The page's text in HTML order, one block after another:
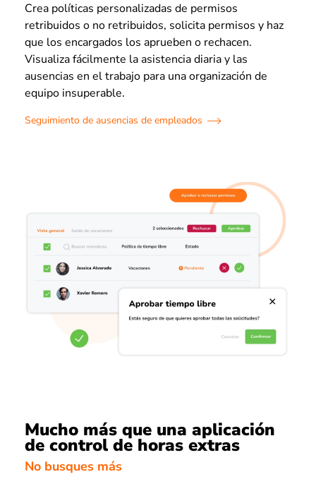
Crea políticas personalizadas de permisos
retribuidos o no retribuidos, solicita permisos y haz
que los encargados los aprueben o rechacen.
Visualiza fácilmente la asistencia diaria y las
ausencias en el trabajo para una organización de
equipo insuperable.
Seguimiento de ausencias de empleados
Mucho más que una aplicación
de control de horas extras
No busques más